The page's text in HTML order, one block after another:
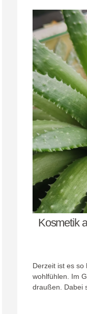
Kosmetik
Derzeit ist es so
wohlfühlen. Im
draußen. Dabei